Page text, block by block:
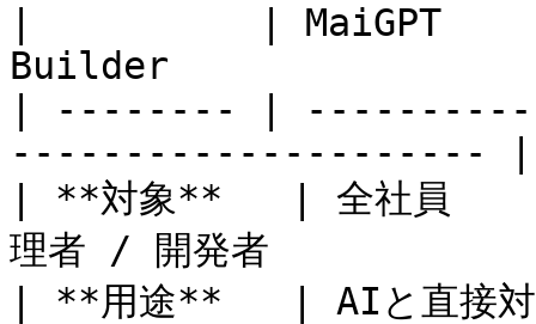
|          | MaiGPT
Builder
| -------- |
--------------------- |
| **対象**   | 全社
理者 / 開発者
| **用途**   | AIと直接対